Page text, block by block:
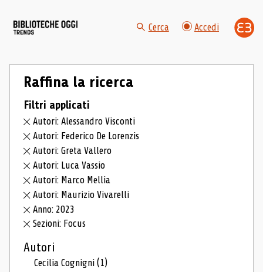
Cerca Accedi
Raffina la ricerca
Filtri applicati
Autori: Alessandro Visconti
Autori: Federico De Lorenzis
Autori: Greta Vallero
Autori: Luca Vassio
Autori: Marco Mellia
Autori: Maurizio Vivarelli
Anno: 2023
Sezioni: Focus
Autori
Cecilia Cognigni(1)